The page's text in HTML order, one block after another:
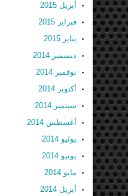
أبريل 2015
فبراير 2015
يناير 2015
ديسمبر 2014
نوفمبر 2014
أكتوبر 2014
سبتمبر 2014
أغسطس 2014
يوليو 2014
يونيو 2014
مايو 2014
أبريل 2014